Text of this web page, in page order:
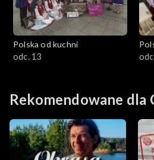
Polska od kuchni
odc. 13
Rekomendowane dla